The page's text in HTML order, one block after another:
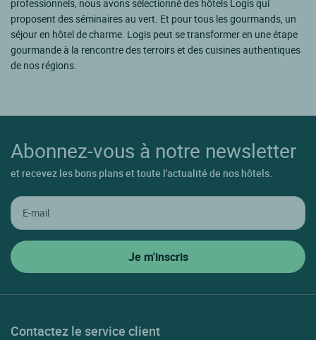
professionnels, nous avons sélectionné des hôtels Logis qui
proposent des séminaires au vert. Et pour tous les gourmands, un
séjour en hôtel de charme. Logis peut se transformer en une étape
gourmande à la rencontre des terroirs et des cuisines authentiques
de nos régions.
Abonnez-vous à notre newsletter
et recevez les bons plans et toute l'actualité de nos hôtels.
Contactez le service client